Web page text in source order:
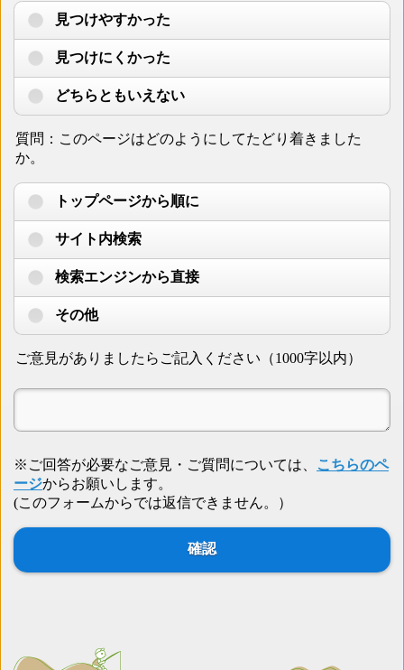
見つけやすかった
見つけにくかった
どちらともいえない
質問：このページはどのようにしてたどり着きました
か。
トップページから順に
サイト内検索
検索エンジンから直接
その他
ご意見がありましたらご記入ください（1000字以内）
※ご回答が必要なご意見・ご質問については、
こちらのペ
ージからお願いします。
(このフォームからでは返信できません。）